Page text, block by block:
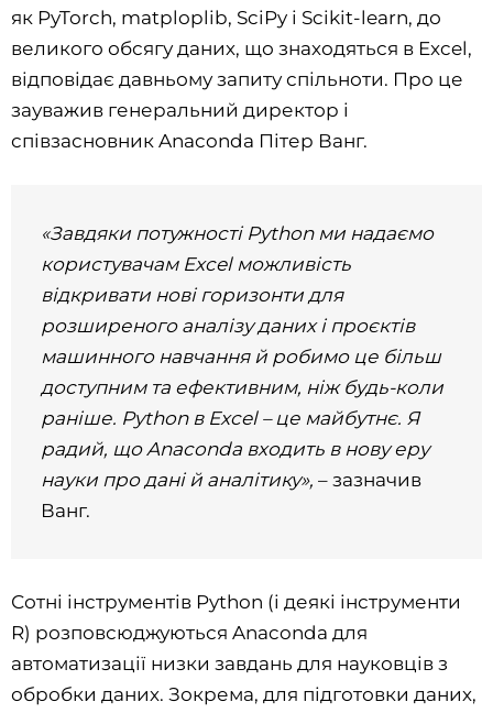
як PyTorch, matploplib, SciPy і Scikit-learn, до
великого обсягу даних, що знаходяться в Excel,
відповідає давньому запиту спільноти. Про це
зауважив генеральний директор і
співзасновник Anaconda Пітер Ванг.
«Завдяки потужності Python ми надаємо
користувачам Excel можливість
відкривати нові горизонти для
розширеного аналізу даних і проєктів
машинного навчання й робимо це більш
доступним та ефективним, ніж будь-коли
раніше. Python в Excel – це майбутнє. Я
радий, що Anaconda входить в нову еру
науки про дані й аналітику», – зазначив
Ванг.
Сотні інструментів Python (і деякі інструменти
R) розповсюджуються Anaconda для
автоматизації низки завдань для науковців з
обробки даних. Зокрема, для підготовки даних,